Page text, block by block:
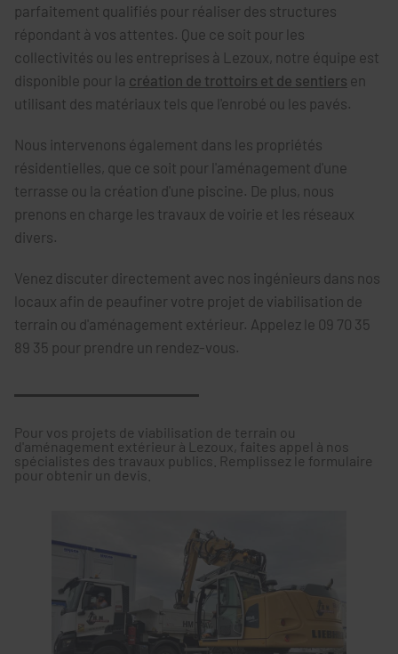
parfaitement qualifiés pour réaliser des structures
répondant à vos attentes. Que ce soit pour les
collectivités ou les entreprises à Lezoux, notre équipe est
disponible pour la création de trottoirs et de sentiers en
utilisant des matériaux tels que l'enrobé ou les pavés.
Nous intervenons également dans les propriétés
résidentielles, que ce soit pour l'aménagement d'une
terrasse ou la création d'une piscine. De plus, nous
prenons en charge les travaux de voirie et les réseaux
divers.
Venez discuter directement avec nos ingénieurs dans nos
locaux afin de peaufiner votre projet de viabilisation de
terrain ou d'aménagement extérieur. Appelez le 09 70 35
89 35 pour prendre un rendez-vous.
Pour vos projets de viabilisation de terrain ou
d'aménagement extérieur à Lezoux, faites appel à nos
spécialistes des travaux publics. Remplissez le formulaire
pour obtenir un devis.